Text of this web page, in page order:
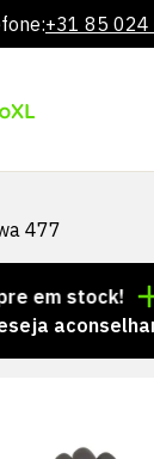
+31 85
477
stock!